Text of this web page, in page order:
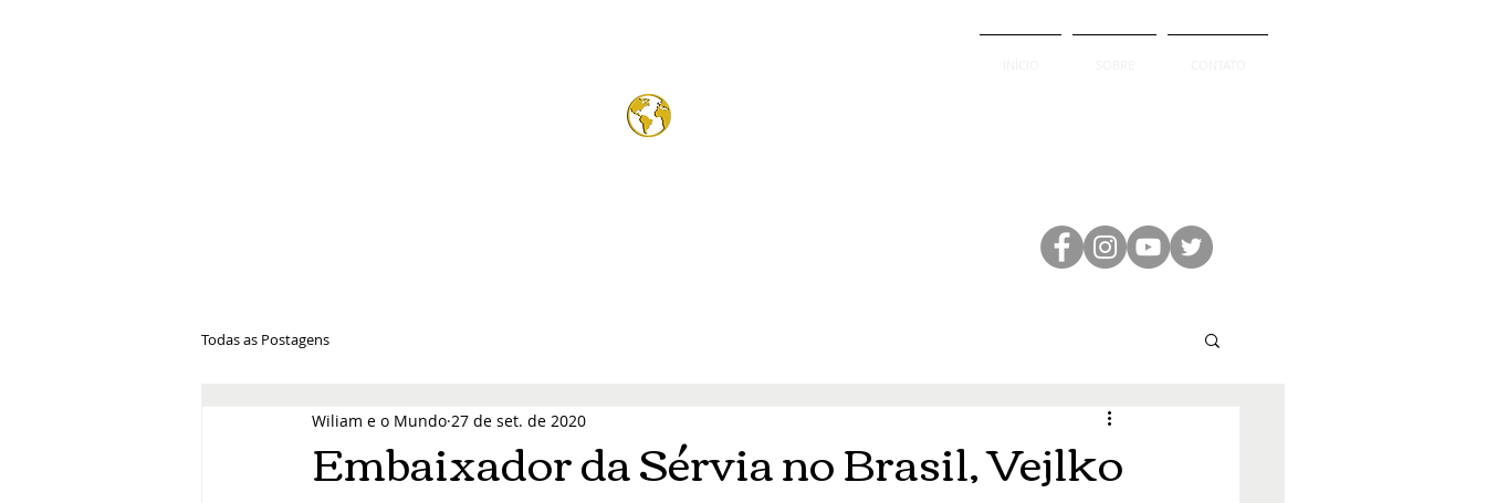
Wiliam e o Mund
Todas as Postagens
Embaixador da Sérvia no Brasil, Vejlko
Wiliam e o Mundo 27 de set. de 2020